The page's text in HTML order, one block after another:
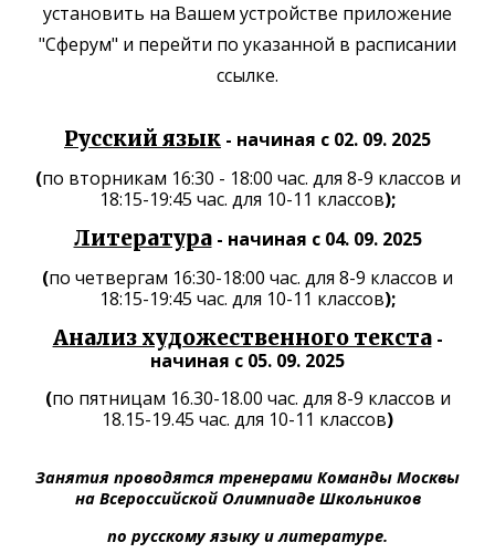
установить на Вашем устройстве приложение
"Сферум" и перейти по указанной в расписании
ссылке.
Русский язык - начиная с 02. 09. 2025
(по вторникам 16:30 - 18:00 час. для 8-9 классов и
18:15-19:45 час. для 10-11 классов);
Литература- начиная с 04. 09. 2025
(по четвергам 16:30-18:00 час. для 8-9 классов и
18:15-19:45 час. для 10-11 классов);
Анализ художественного текста-
начиная с 05. 09. 2025
(по пятницам 16.30-18.00 час. для 8-9 классов и
18.15-19.45 час. для 10-11 классов)
Занятия проводятся тренерами Команды Москвы
на Всероссийской Олимпиаде Школьников
по русскому языку и литературе.